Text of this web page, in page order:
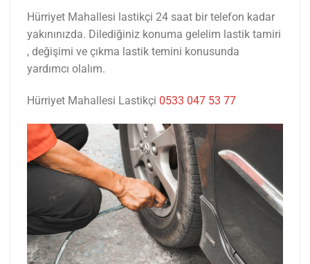
Hürriyet Mahallesi lastikçi 24 saat bir telefon kadar
yakınınızda. Dilediğiniz konuma gelelim lastik tamiri
, değişimi ve çıkma lastik temini konusunda
yardımcı olalım.
Hürriyet Mahallesi Lastikçi 0533 047 53 77